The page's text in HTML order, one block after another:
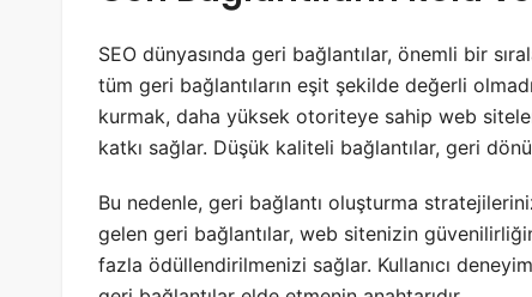
SEO dünyasında geri bağlantılar, önemli bir
tüm geri bağlantıların eşit şekilde değerli
kurmak, daha yüksek otoriteye sahip web
katkı sağlar. Düşük kaliteli bağlantılar, geri
Bu nedenle, geri bağlantı oluşturma
gelen geri bağlantılar, web sitenizin
fazla ödüllendirilmenizi sağlar. Kullanıcı